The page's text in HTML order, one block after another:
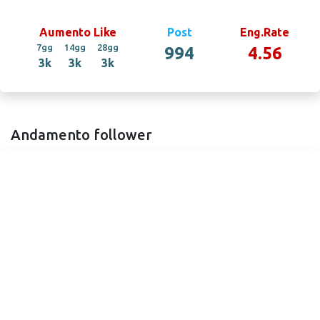
Aumento Like
7gg
3k
14gg
3k
28gg
3k
Post
994
Eng.Rate
4.56
Andamento follower